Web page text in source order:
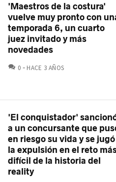
'Maestros de la costura'
vuelve muy pronto con
temporada 6, un cuarto
juez invitado y más
novedades
0 COMENTARIOS
HACE 3 AÑOS
'El conquistador'
a un concursante que
en riesgo su vida y se jugó
la expulsión en el reto
difícil de la historia del
reality